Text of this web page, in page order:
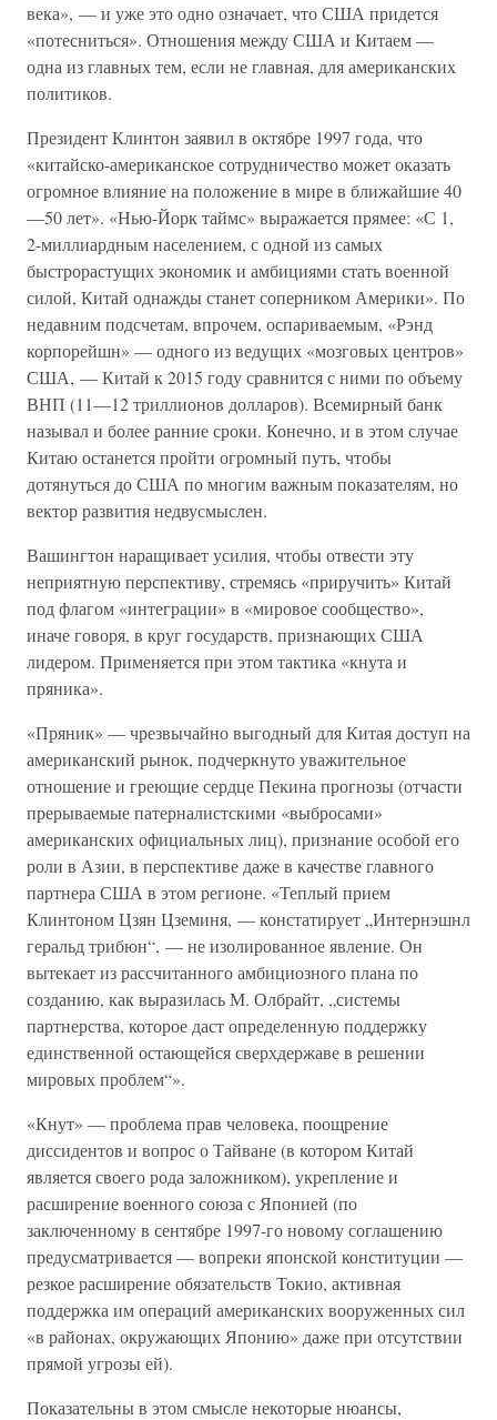
века», — и уже это одно означает, что США придется
«потесниться». Отношения между США и Китаем —
одна из главных тем, если не главная, для американских
политиков.
Президент Клинтон заявил в октябре 1997 года, что
«китайско-американское сотрудничество может оказать
огромное влияние на положение в мире в ближайшие 40
—50 лет». «Нью-Йорк таймс» выражается прямее: «С 1,
2-миллиардным населением, с одной из самых
быстрорастущих экономик и амбициями стать военной
силой, Китай однажды станет соперником Америки». По
недавним подсчетам, впрочем, оспариваемым, «Рэнд
корпорейшн» — одного из ведущих «мозговых центров»
США, — Китай к 2015 году сравнится с ними по объему
ВНП (11—12 триллионов долларов). Всемирный банк
называл и более ранние сроки. Конечно, и в этом случае
Китаю останется пройти огромный путь, чтобы
дотянуться до США по многим важным показателям, но
вектор развития недвусмыслен.
Вашингтон наращивает усилия, чтобы отвести эту
неприятную перспективу, стремясь «приручить» Китай
под флагом «интеграции» в «мировое сообщество»,
иначе говоря, в круг государств, признающих США
лидером. Применяется при этом тактика «кнута и
пряника».
«Пряник» — чрезвычайно выгодный для Китая доступ на
американский рынок, подчеркнуто уважительное
отношение и греющие сердце Пекина прогнозы (отчасти
прерываемые патерналистскими «выбросами»
американских официальных лиц), признание особой его
роли в Азии, в перспективе даже в качестве главного
партнера США в этом регионе. «Теплый прием
Клинтоном Цзян Цземиня, — констатирует „Интернэшнл
геральд трибюн“, — не изолированное явление. Он
вытекает из рассчитанного амбициозного плана по
созданию, как выразилась М. Олбрайт, „системы
партнерства, которое даст определенную поддержку
единственной остающейся сверхдержаве в решении
мировых проблем“».
«Кнут» — проблема прав человека, поощрение
диссидентов и вопрос о Тайване (в котором Китай
является своего рода заложником), укрепление и
расширение военного союза с Японией (по
заключенному в сентябре 1997-го новому соглашению
предусматривается — вопреки японской конституции —
резкое расширение обязательств Токио, активная
поддержка им операций американских вооруженных сил
«в районах, окружающих Японию» даже при отсутствии
прямой угрозы ей).
Показательны в этом смысле некоторые нюансы,